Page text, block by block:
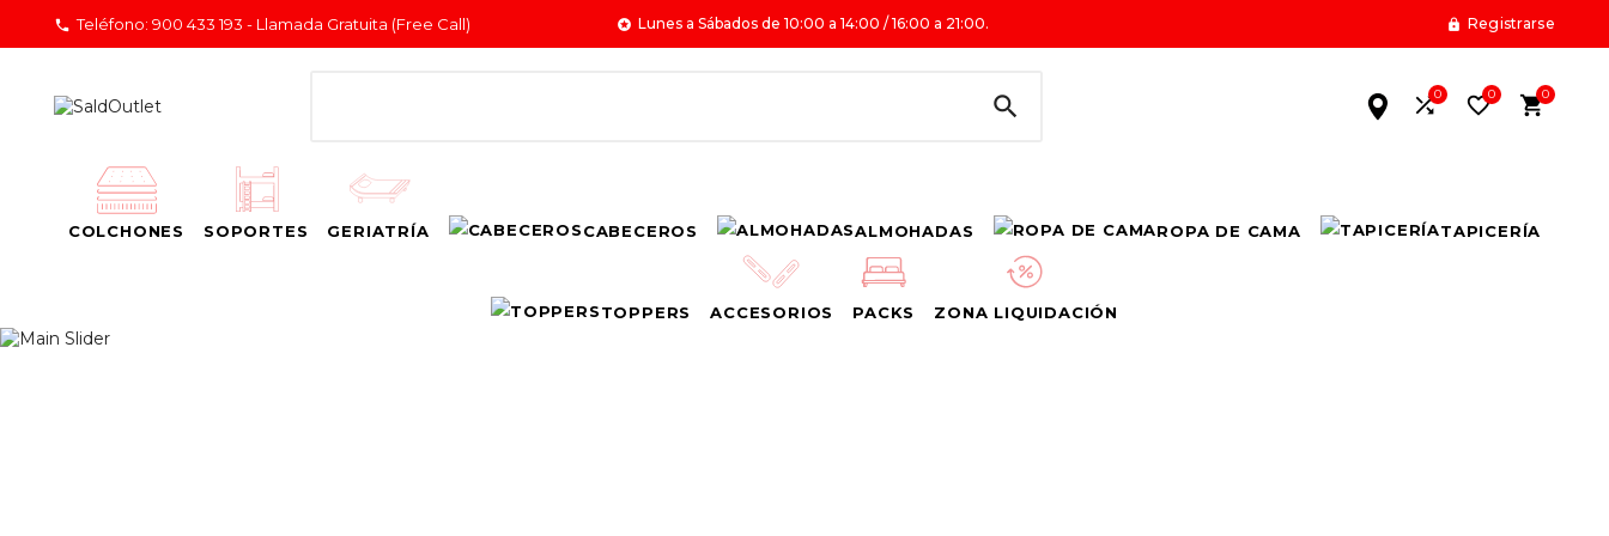
 Teléfono: 900 433 193 - Llamada Gratuita (Free Call)  Lunes a Sábados de 10:00 a 14:00 / 16:00 a 21:00.  Registrarse
 0 0 0
COLCHONES SOPORTES GERIATRÍA CABECEROS ALMOHADAS ROPA DE CAMA TAPICERÍA
TOPPERS ACCESORIOS PACKS ZONA LIQUIDACIÓN